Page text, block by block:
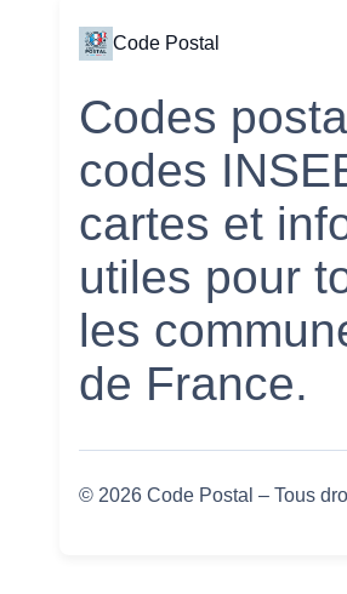
Code Postal
Codes
codes
cartes et
utiles pour
les
de France.
© 2026 Code Postal – Tous